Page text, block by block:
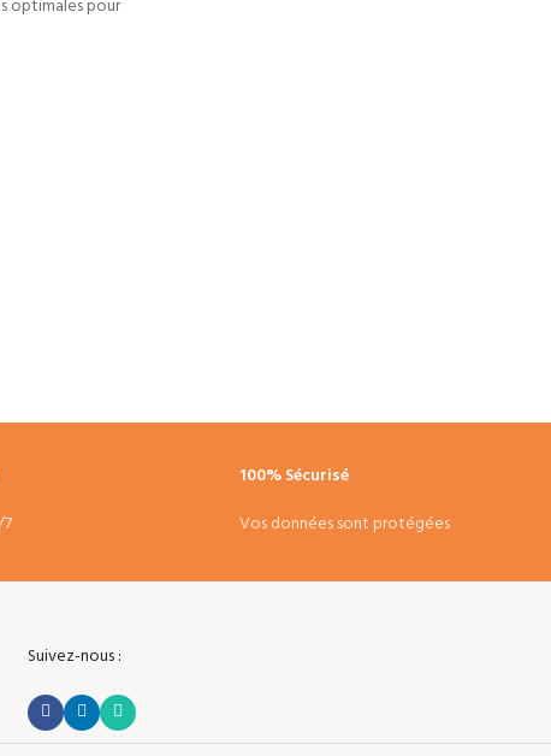
optimales pour
100% Sécurisé
Vos données sont protégées
Suivez-nous :